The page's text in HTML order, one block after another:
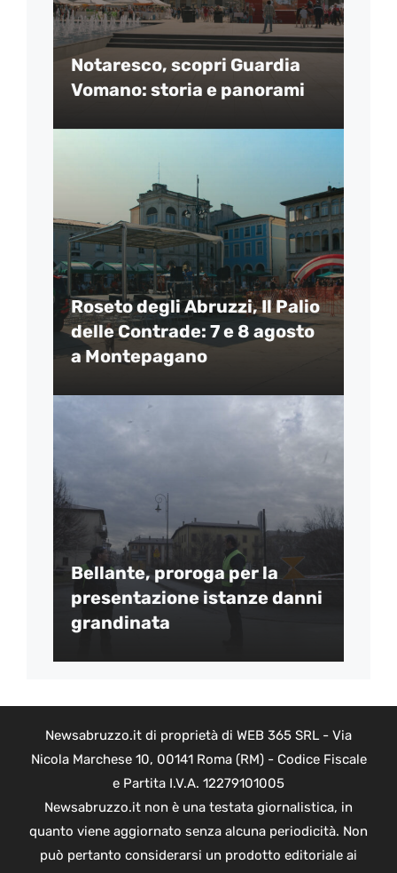
Notaresco, scopri Guardia
Vomano: storia e panorami
Roseto degli Abruzzi, Il Palio
delle Contrade: 7 e 8 agosto
a Montepagano
Bellante, proroga per la
presentazione istanze danni
grandinata
Newsabruzzo.it di proprietà di WEB 365 SRL - Via
Nicola Marchese 10, 00141 Roma (RM) - Codice Fiscale
e Partita I.V.A. 12279101005
Newsabruzzo.it non è una testata giornalistica, in
quanto viene aggiornato senza alcuna periodicità. Non
può pertanto considerarsi un prodotto editoriale ai